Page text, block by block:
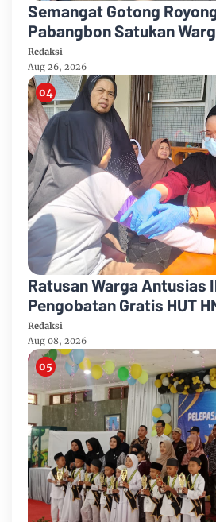
Semangat Gotong
Pabangbon Satukan
Lingkungan
Redaksi
Aug 26, 2026
Ratusan Warga Antusias
Pengobatan Gratis HUT
Lengkap Cek Gula Darah
Redaksi
Aug 08, 2026